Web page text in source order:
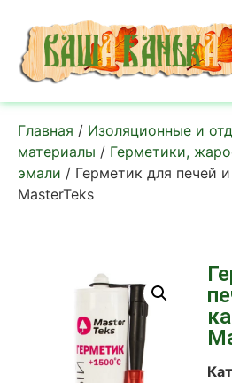
Главная / Изоляционные и
материалы / Герметики,
эмали / Герметик для печей
MasterTeks